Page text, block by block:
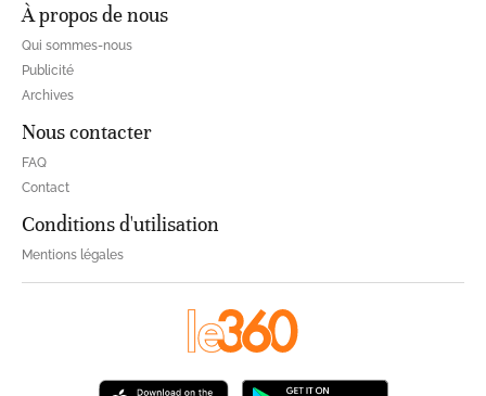
À propos de nous
Qui sommes-nous
Publicité
Archives
Nous contacter
FAQ
Contact
Conditions d'utilisation
Mentions légales